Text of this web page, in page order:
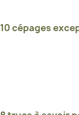
10 cépages